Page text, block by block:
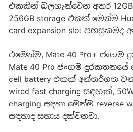
එකකින් බලගැන්වෙන අතර
256GB storage එකක් මෙන්ම
card expansion slot පහසුකමද
එමෙන්ම, Mate 40 Pro+ ජංගම
Mate 40 Pro ජංගම දුරකතනයේ
cell battery එකක් අන්තර්ගත
wired fast charging සඳහාත්,
charging ස‍ඳහා මෙන්ම reverse
සඳහාද සහාය දක්වනවා.